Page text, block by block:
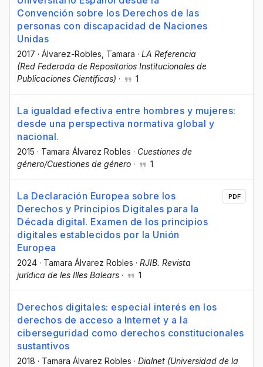
Convención sobre los Derechos de las
personas con discapacidad de Naciones
Unidas
2017 · Álvarez-Robles, Tamara · LA Referencia
(Red Federada de Repositorios Institucionales de
Publicaciones Científicas) · 1
La igualdad efectiva entre hombres y mujeres:
desde una perspectiva normativa global y
nacional.
2015 · Tamara Álvarez Robles · Cuestiones de
género/Cuestiones de género · 1
La Declaración Europea sobre los
Derechos y Principios Digitales para la
Década digital. Examen de los principios
digitales establecidos por la Unión
Europea
2024 · Tamara Álvarez Robles · RJIB. Revista
jurídica de les Illes Balears · 1
PDF
Derechos digitales: especial interés en los
derechos de acceso a Internet y a la
ciberseguridad como derechos constitucionales
sustantivos
2018 · Tamara Álvarez Robles · Dialnet (Universidad de la